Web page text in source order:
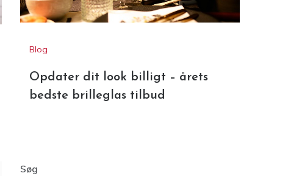
Blog
Opdater dit look billigt – årets
bedste brilleglas tilbud
Søg